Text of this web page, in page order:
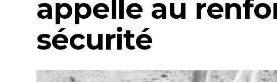
appelle au
sécurité